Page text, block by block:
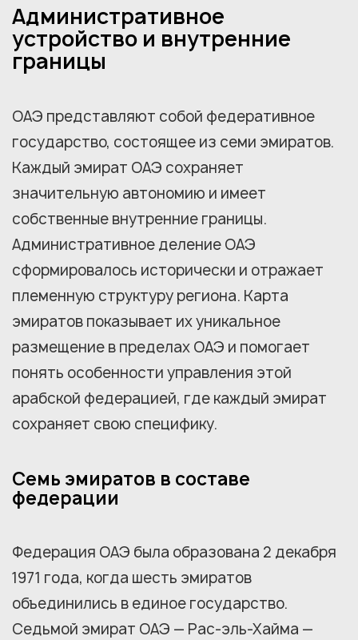
Административное
устройство и внутренние
границы
ОАЭ представляют собой федеративное
государство, состоящее из семи эмиратов.
Каждый эмират ОАЭ сохраняет
значительную автономию и имеет
собственные внутренние границы.
Административное деление ОАЭ
сформировалось исторически и отражает
племенную структуру региона. Карта
эмиратов показывает их уникальное
размещение в пределах ОАЭ и помогает
понять особенности управления этой
арабской федерацией, где каждый эмират
сохраняет свою специфику.
Семь эмиратов в составе
федерации
Федерация ОАЭ была образована 2 декабря
1971 года, когда шесть эмиратов
объединились в единое государство.
Седьмой эмират ОАЭ — Рас-эль-Хайма —